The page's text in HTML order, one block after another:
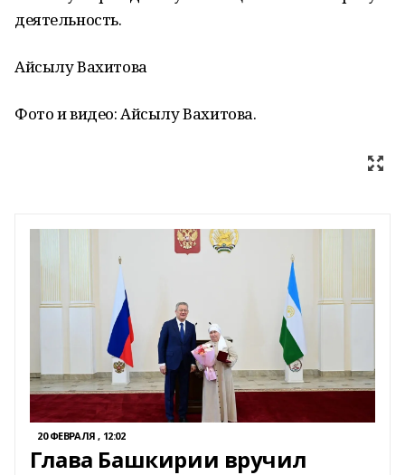
деятельность.
Айсылу Вахитова
Фото и видео: Айсылу Вахитова.
20 ФЕВРАЛЯ , 12:02
Глава Башкирии вручил